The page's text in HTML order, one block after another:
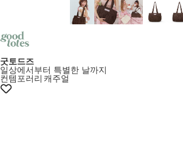
굿토드즈
일상에서부터 특별한 날까지
컨템포러리 캐주얼